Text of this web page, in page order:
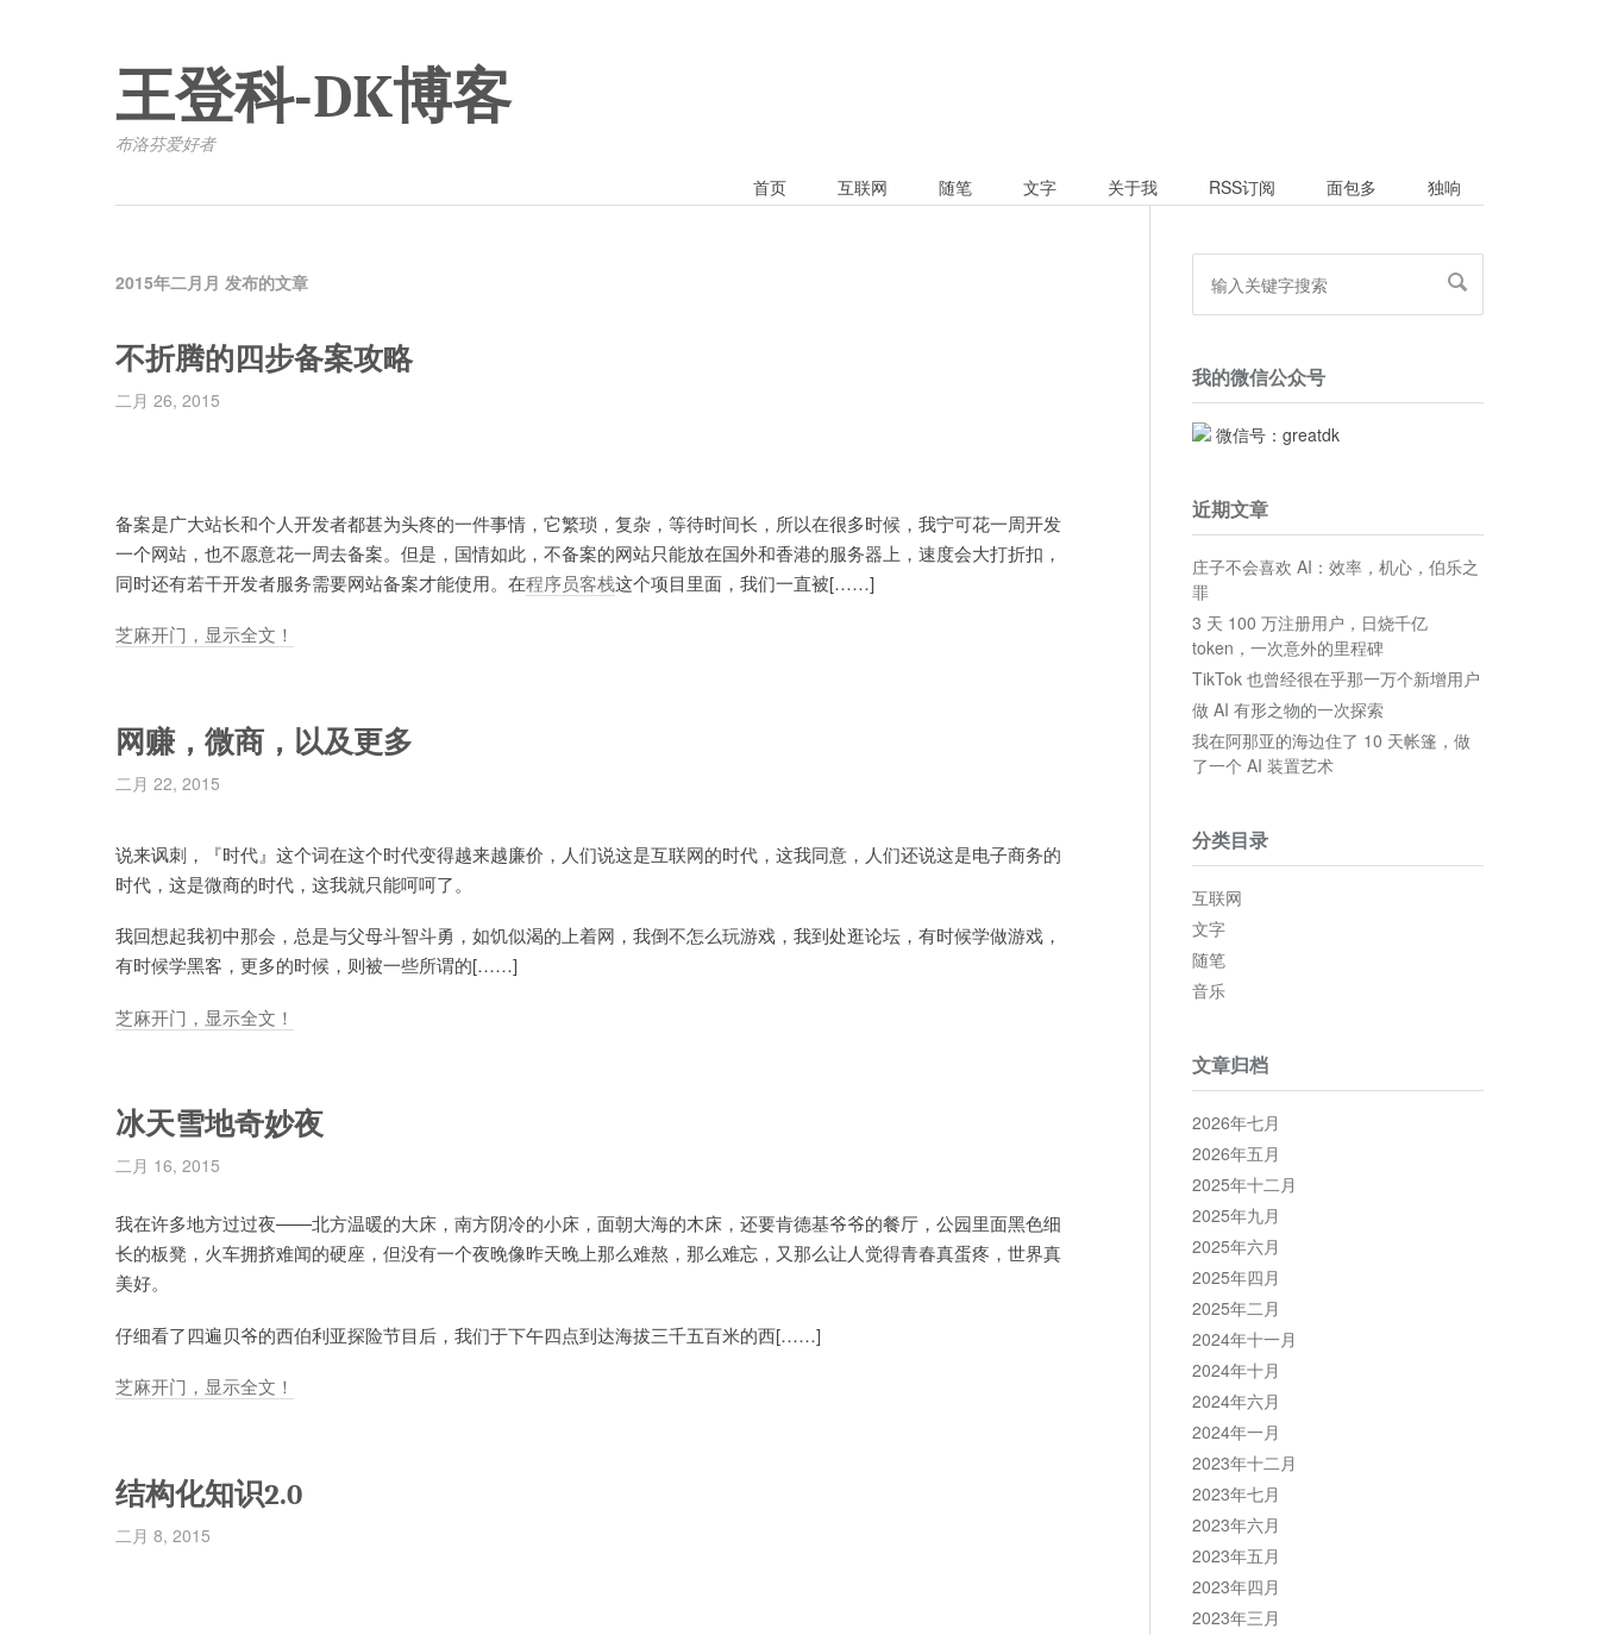
王登科-DK博客
布洛芬爱好者
首页
互联网 随笔 文字 关于我 RSS订阅 面包多 独响
2015年二月月 发布的文章
不折腾的四步备案攻略
二月 26, 2015
备案是广大站长和个人开发者都甚为头疼的一件事情，它繁琐，复杂，等待时间长，所以在很多时候，我宁可花一周开发
一个网站，也不愿意花一周去备案。但是，国情如此，不备案的网站只能放在国外和香港的服务器上，速度会大打折扣，
同时还有若干开发者服务需要网站备案才能使用。在程序员客栈这个项目里面，我们一直被[……]
芝麻开门，显示全文！
网赚，微商，以及更多
二月 22, 2015
说来讽刺，『时代』这个词在这个时代变得越来越廉价，人们说这是互联网的时代，这我同意，人们还说这是电子商务的
时代，这是微商的时代，这我就只能呵呵了。
我回想起我初中那会，总是与父母斗智斗勇，如饥似渴的上着网，我倒不怎么玩游戏，我到处逛论坛，有时候学做游戏，
有时候学黑客，更多的时候，则被一些所谓的[……]
芝麻开门，显示全文！
冰天雪地奇妙夜
二月 16, 2015
我在许多地方过过夜——北方温暖的大床，南方阴冷的小床，面朝大海的木床，还要肯德基爷爷的餐厅，公园里面黑色细
长的板凳，火车拥挤难闻的硬座，但没有一个夜晚像昨天晚上那么难熬，那么难忘，又那么让人觉得青春真蛋疼，世界真
美好。
仔细看了四遍贝爷的西伯利亚探险节目后，我们于下午四点到达海拔三千五百米的西[……]
芝麻开门，显示全文！
结构化知识2.0
二月 8, 2015
我的微信公众号
微信号：greatdk
近期文章
庄子不会喜欢 AI：效率，机心，伯乐之
罪
3 天 100 万注册用户，日烧千亿
token，一次意外的里程碑
TikTok 也曾经很在乎那一万个新增用户
做 AI 有形之物的一次探索
我在阿那亚的海边住了 10 天帐篷，做
了一个 AI 装置艺术
分类目录
互联网
文字
随笔
音乐
文章归档
2026年七月
2026年五月
2025年十二月
2025年九月
2025年六月
2025年四月
2025年二月
2024年十一月
2024年十月
2024年六月
2024年一月
2023年十二月
2023年七月
2023年六月
2023年五月
2023年四月
2023年三月